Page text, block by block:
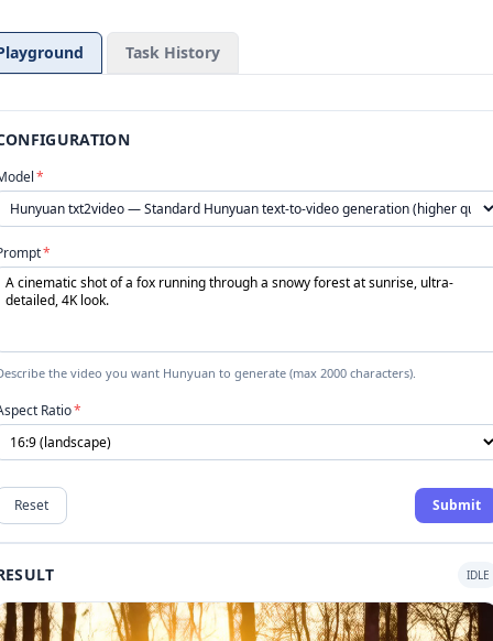
Task History
*
*
the video you want Hunyuan to generate (max 2000 characters).
Ratio*
Reset Submit
IDLE